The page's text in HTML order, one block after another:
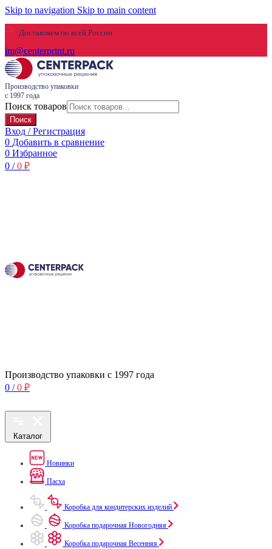
Skip to navigation Skip to main content
Доставляем по всей России
im@centerprint.ru
Производство упаковки
с 1997 года
Поиск товаров
Поиск
Вход / Регистрация
0 Добавить в сравнение
0 Избранное
0 / 0 ₽
Производство упаковки с 1997 года
0 / 0 ₽
Каталог
Новинки
Пасха
Коробка для кондитерских изделий
Коробка подарочная Новогодняя
Коробка подарочная Весенняя